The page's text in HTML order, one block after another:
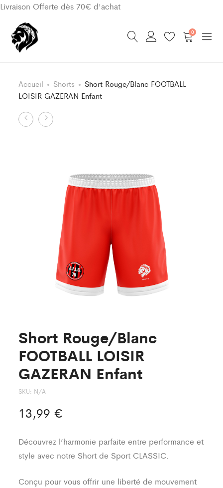
Livraison Offerte dès 70€ d'achat
0
Accueil Shorts
Short Rouge/Blanc FOOTBALL
LOISIR GAZERAN Enfant
Product
Short
GAZERAN
Maillot
LOISIR
GAZERAN
Enfant
Short Rouge/Blanc
FOOTBALL LOISIR
GAZERAN Enfant
SKU: N/A
13,99 €
Découvrez l’harmonie parfaite entre performance et
style avec notre Short de Sport CLASSIC.
Conçu pour vous offrir une liberté de mouvement